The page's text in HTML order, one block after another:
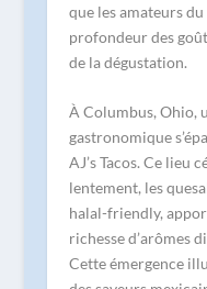
que les amateurs
profondeur des
de la dégustation.
À Columbus, Ohio,
gastronomique
AJ’s Tacos. Ce lieu
lentement, les
halal-friendly,
richesse d’arômes
Cette émergence